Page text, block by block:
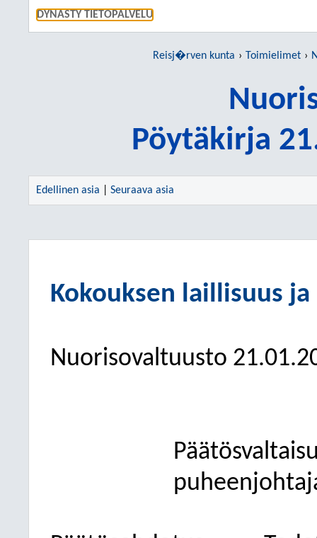
DYNASTY TIETOPALVELU
Reisj�rven kunta Toimielimet
Pöytäkirja
Edellinen asia Seuraava asia
Kokouksen laillisuus
Nuorisovaltuusto